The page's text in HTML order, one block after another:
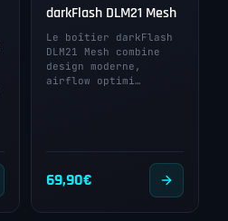
darkFlash DLM21 Mesh
Le boîtier darkFlash
DLM21 Mesh combine
design moderne,
airflow optimi…
69,90€